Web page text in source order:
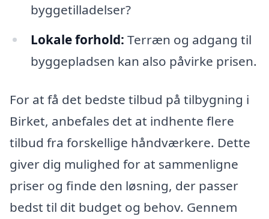
byggetilladelser?
Lokale forhold: Terræn og adgang til
byggepladsen kan also påvirke prisen.
For at få det bedste tilbud på tilbygning i
Birket, anbefales det at indhente flere
tilbud fra forskellige håndværkere. Dette
giver dig mulighed for at sammenligne
priser og finde den løsning, der passer
bedst til dit budget og behov. Gennem